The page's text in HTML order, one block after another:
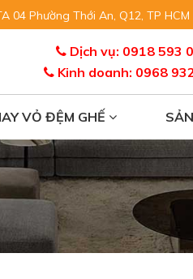
04 Phường Thới An, Q12, TP HCM
Dịch vụ: 0918 593
Kinh doanh: 0968
VỎ ĐỆM GHẾ